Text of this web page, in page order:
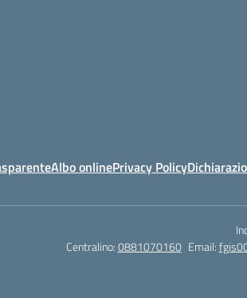
Albo onlinePrivacy Policy
Centralino:0881070160 Email: